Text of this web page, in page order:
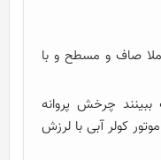
صاف و مسطح و با
ببینند چرخش پروانه
کولر آبی با لرزش